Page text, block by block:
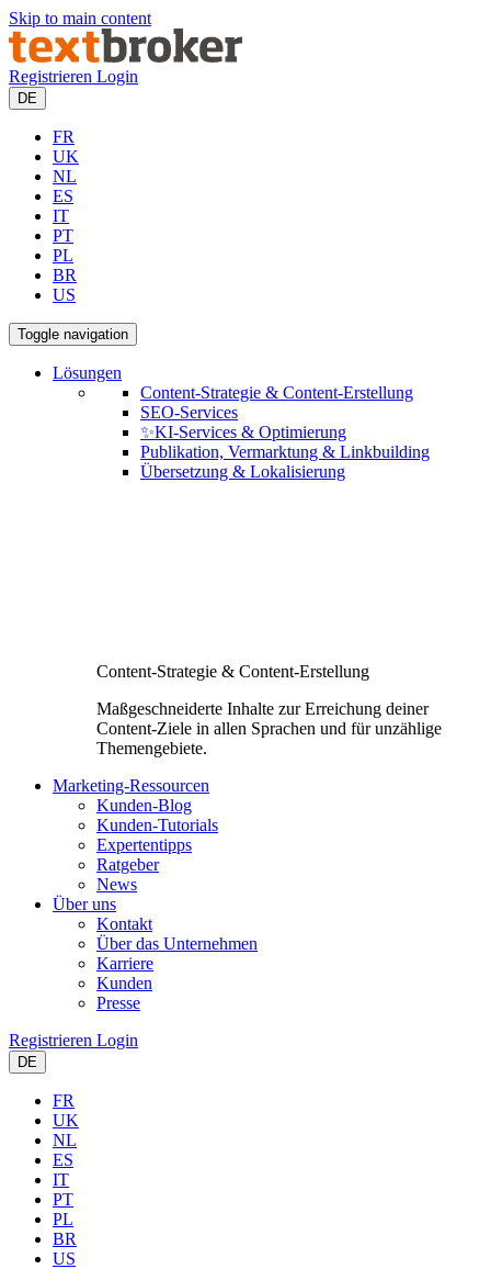
Skip to main content
Registrieren Login
DE
FR
UK
NL
ES
IT
PT
PL
BR
US
Toggle navigation
Lösungen
Content-Strategie & Content-Erstellung
SEO-Services
✨KI-Services & Optimierung
Publikation, Vermarktung & Linkbuilding
Übersetzung & Lokalisierung
Content-Strategie & Content-Erstellung
Maßgeschneiderte Inhalte zur Erreichung deiner
Content-Ziele in allen Sprachen und für unzählige
Themengebiete.
Marketing-Ressourcen
Kunden-Blog
Kunden-Tutorials
Expertentipps
Ratgeber
News
Über uns
Kontakt
Über das Unternehmen
Karriere
Kunden
Presse
Registrieren Login
DE
FR
UK
NL
ES
IT
PT
PL
BR
US